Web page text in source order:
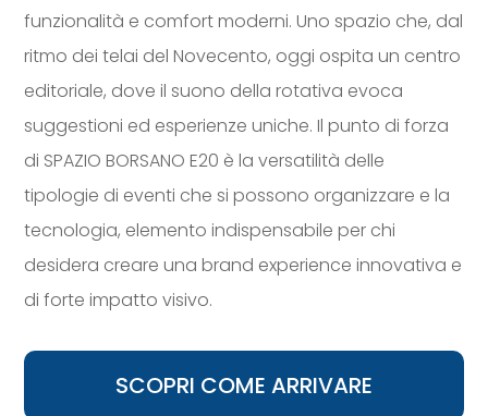
funzionalità e comfort moderni. Uno spazio che, dal
ritmo dei telai del Novecento, oggi ospita un centro
editoriale, dove il suono della rotativa evoca
suggestioni ed esperienze uniche. Il punto di forza
di SPAZIO BORSANO E20 è la versatilità delle
tipologie di eventi che si possono organizzare e la
tecnologia, elemento indispensabile per chi
desidera creare una brand experience innovativa e
di forte impatto visivo.
SCOPRI COME ARRIVARE